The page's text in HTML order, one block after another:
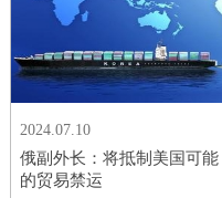
2024.07.10
俄副外长：将抵制美国可能
的贸易禁运